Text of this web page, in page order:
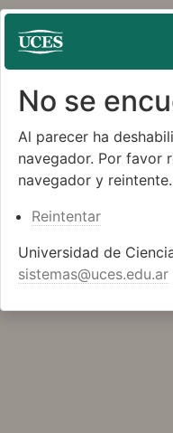
No se
Al parecer ha
navegador. Por favor
navegador y reintente.
Reintentar
Universidad de
sistemas@uces.edu.ar